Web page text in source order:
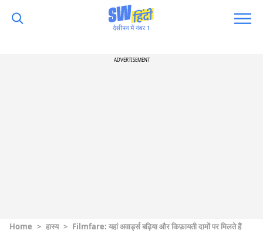
ADVERTISEMENT
Home > हास्य > Filmfare: यहां अवार्ड्स बढ़िया और किफ़ायती दामों पर मिलते हैं